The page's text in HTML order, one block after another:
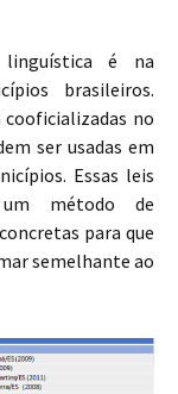
é na
brasileiros.
no
ser usadas em
Essas leis
um método de
para que
semelhante ao